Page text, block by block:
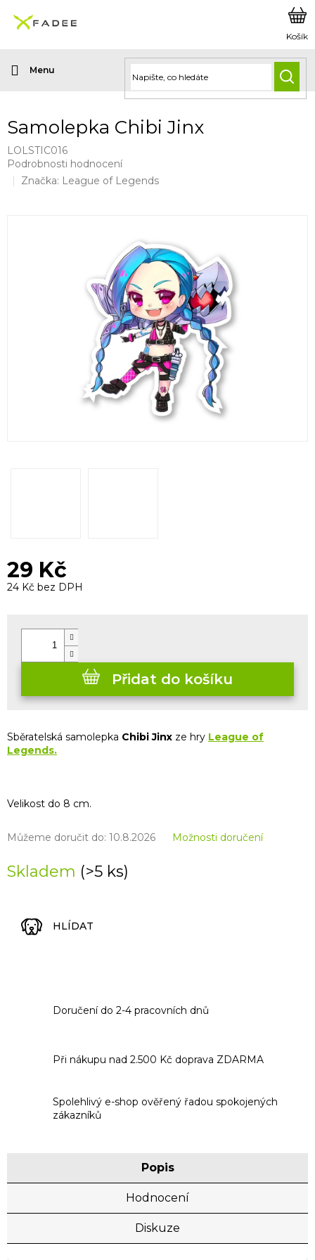
obsah
Samolepka Chibi Jinx
LOLSTIC016
Průměrné
hodnocení
Podrobnosti hodnocení
Značka: League of Legends
29 Kč
24 Kč bez DPH
Skladem (>5 ks)
Můžeme doručit do: 10.8.2026 Možnosti doručení
Přidat do košíku
Sběratelská samolepka Chibi Jinx ze hry League of
Legends.
Velikost do 8 cm.
HLÍDAT
Doručení do 2-4 pracovních dnů
Při nákupu nad 2.500 Kč doprava ZDARMA
Spolehlivý e-shop ověřený řadou spokojených
zákazníků
Popis
Hodnocení
Diskuze